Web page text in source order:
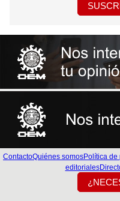
ContactoQuiénes somosPolítica de
editoriales